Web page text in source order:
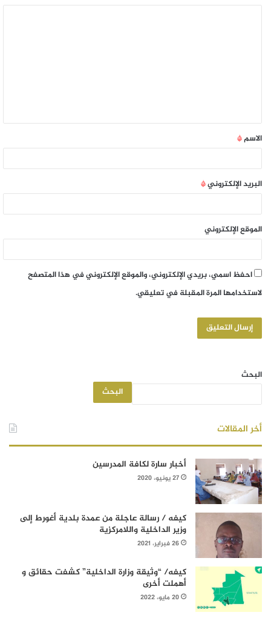
الاسم*
البريد الإلكتروني*
الموقع الإلكتروني
احفظ اسمي، بريدي الإلكتروني، والموقع الإلكتروني في هذا المتصفح
لاستخدامها المرة المقبلة في تعليقي.
البحث
البحث
أخر المقالات
أخبار سارة لكافة المدرسين
27 يونيو، 2020
كيفه / رسالة عاجلة من عمدة بلدية أغورط إلى
وزير الداخلية واللامركزية
26 فبراير، 2021
كيفه/ “وثيقة وزارة الداخلية” كشفت حقائق و
أهملت أخرى
20 مايو، 2022